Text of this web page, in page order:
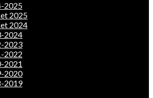
2025
2025
2024
2024
2023
2022
2021
2020
2019